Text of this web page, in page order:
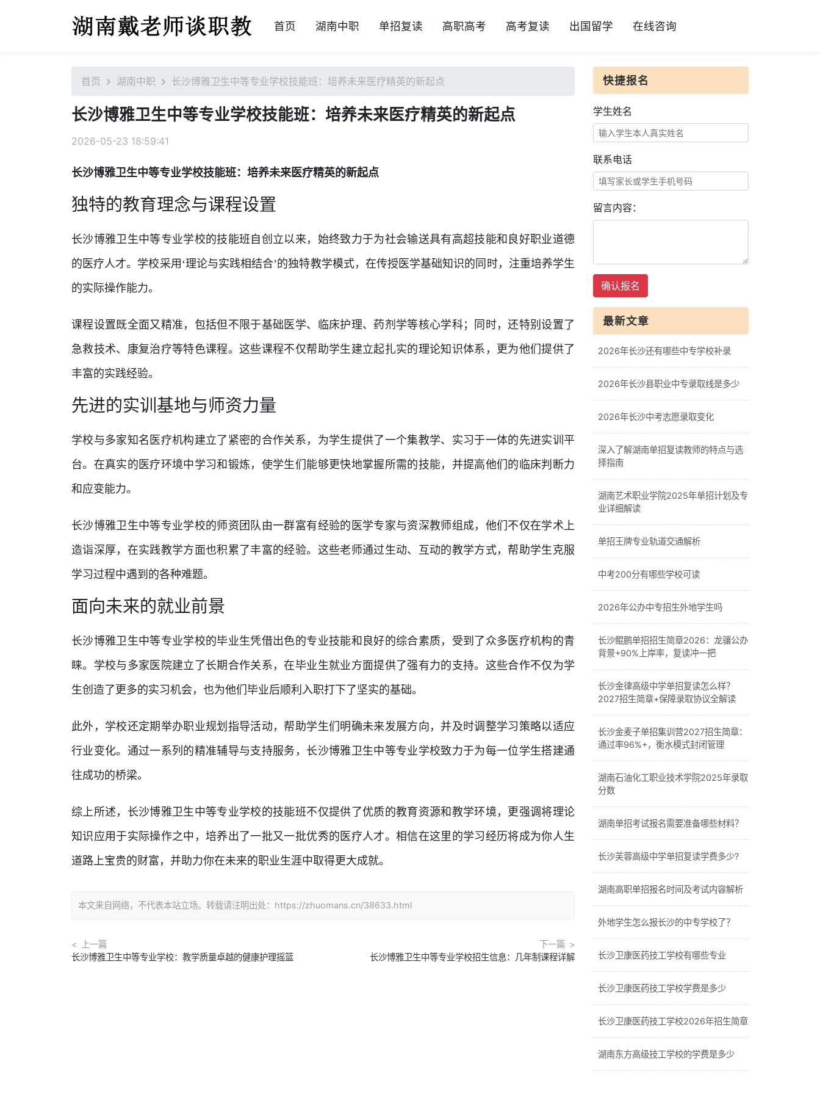
首页 湖南中职 单招复读 高职高考 高考复读 出国留学 在线咨询
首页 湖南中职 长沙博雅卫生中等专业学校技能班：培养未来医疗精英的新起点
长沙博雅卫生中等专业学校技能班：培养未来医疗精英的新起点
2026-05-23 18:59:41
长沙博雅卫生中等专业学校技能班：培养未来医疗精英的新起点
独特的教育理念与课程设置
长沙博雅卫生中等专业学校的技能班自创立以来，始终致力于为社会输送具有高超技能和良好职业道德
的医疗人才。学校采用‘理论与实践相结合’的独特教学模式，在传授医学基础知识的同时，注重培养学生
的实际操作能力。
课程设置既全面又精准，包括但不限于基础医学、临床护理、药剂学等核心学科；同时，还特别设置了
急救技术、康复治疗等特色课程。这些课程不仅帮助学生建立起扎实的理论知识体系，更为他们提供了
丰富的实践经验。
先进的实训基地与师资力量
学校与多家知名医疗机构建立了紧密的合作关系，为学生提供了一个集教学、实习于一体的先进实训平
台。在真实的医疗环境中学习和锻炼，使学生们能够更快地掌握所需的技能，并提高他们的临床判断力
和应变能力。
长沙博雅卫生中等专业学校的师资团队由一群富有经验的医学专家与资深教师组成，他们不仅在学术上
造诣深厚，在实践教学方面也积累了丰富的经验。这些老师通过生动、互动的教学方式，帮助学生克服
学习过程中遇到的各种难题。
面向未来的就业前景
长沙博雅卫生中等专业学校的毕业生凭借出色的专业技能和良好的综合素质，受到了众多医疗机构的青
睐。学校与多家医院建立了长期合作关系，在毕业生就业方面提供了强有力的支持。这些合作不仅为学
生创造了更多的实习机会，也为他们毕业后顺利入职打下了坚实的基础。
此外，学校还定期举办职业规划指导活动，帮助学生们明确未来发展方向，并及时调整学习策略以适应
行业变化。通过一系列的精准辅导与支持服务，长沙博雅卫生中等专业学校致力于为每一位学生搭建通
往成功的桥梁。
综上所述，长沙博雅卫生中等专业学校的技能班不仅提供了优质的教育资源和教学环境，更强调将理论
知识应用于实际操作之中，培养出了一批又一批优秀的医疗人才。相信在这里的学习经历将成为你人生
道路上宝贵的财富，并助力你在未来的职业生涯中取得更大成就。
本文来自网络，不代表本站立场。转载请注明出处：https://zhuomans.cn/38633.html
上一篇
长沙博雅卫生中等专业学校：教学质量卓越的健康护理摇篮
下一篇
长沙博雅卫生中等专业学校招生信息：几年制课程详解
快捷报名
学生姓名
联系电话
留言内容：
确认报名
最新文章
2026年长沙还有哪些中专学校补录
2026年长沙县职业中专录取线是多少
2026年长沙中考志愿录取变化
深入了解湖南单招复读教师的特点与选
择指南
湖南艺术职业学院2025年单招计划及专
业详细解读
单招王牌专业轨道交通解析
中考200分有哪些学校可读
2026年公办中专招生外地学生吗
长沙鲲鹏单招招生简章2026：龙骧公办
背景+90%上岸率，复读冲一把
长沙金律高级中学单招复读怎么样？
2027招生简章+保障录取协议全解读
长沙金麦子单招集训营2027招生简章：
通过率96%+，衡水模式封闭管理
湖南石油化工职业技术学院2025年录取
分数
湖南单招考试报名需要准备哪些材料？
长沙芙蓉高级中学单招复读学费多少?
湖南高职单招报名时间及考试内容解析
外地学生怎么报长沙的中专学校了？
长沙卫康医药技工学校有哪些专业
长沙卫康医药技工学校学费是多少
长沙卫康医药技工学校2026年招生简章
湖南东方高级技工学校的学费是多少